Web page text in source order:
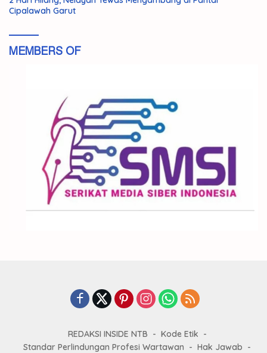
Cipalawah Garut
MEMBERS OF
REDAKSI INSIDE NTB
Kode Etik
Standar Perlindungan Profesi Wartawan
Hak Jawab